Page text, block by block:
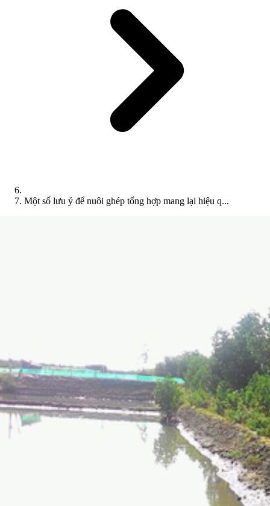
Một số lưu ý để nuôi ghép tổng hợp mang lại hiệu q...